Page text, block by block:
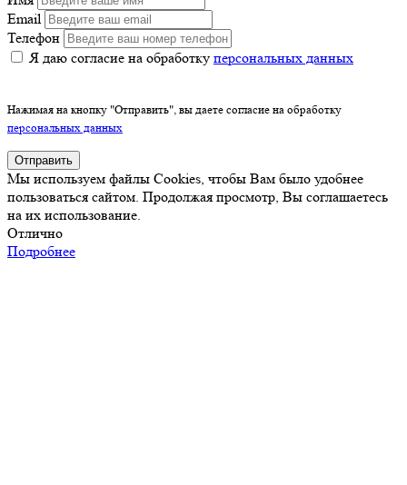
Email
Телефон
Я даю согласие на обработку персональных данных
Нажимая на кнопку "Отправить", вы даете согласие на обработку
персональных данных
Отправить
Мы используем файлы Cookies, чтобы Вам было удобнее
пользоваться сайтом. Продолжая просмотр, Вы соглашаетесь
на их использование.
Отлично
Подробнее